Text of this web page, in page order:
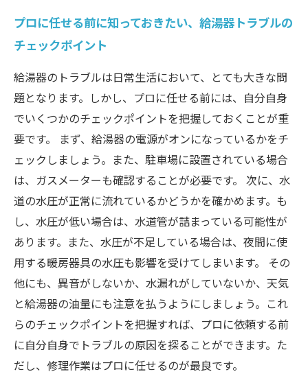
プロに任せる前に知っておきたい、給湯器トラブルの
チェックポイント
給湯器のトラブルは日常生活において、とても大きな問
題となります。しかし、プロに任せる前には、自分自身
でいくつかのチェックポイントを把握しておくことが重
要です。 まず、給湯器の電源がオンになっているかをチ
ェックしましょう。また、駐車場に設置されている場合
は、ガスメーターも確認することが必要です。 次に、水
道の水圧が正常に流れているかどうかを確かめます。も
し、水圧が低い場合は、水道管が詰まっている可能性が
あります。また、水圧が不足している場合は、夜間に使
用する暖房器具の水圧も影響を受けてしまいます。 その
他にも、異音がしないか、水漏れがしていないか、天気
と給湯器の油量にも注意を払うようにしましょう。これ
らのチェックポイントを把握すれば、プロに依頼する前
に自分自身でトラブルの原因を探ることができます。た
だし、修理作業はプロに任せるのが最良です。